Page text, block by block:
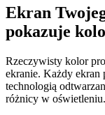
Ekran
pokazuje
Rzeczywisty kolor
ekranie. Każdy ekran
technologią
różnicy w oświetleniu.